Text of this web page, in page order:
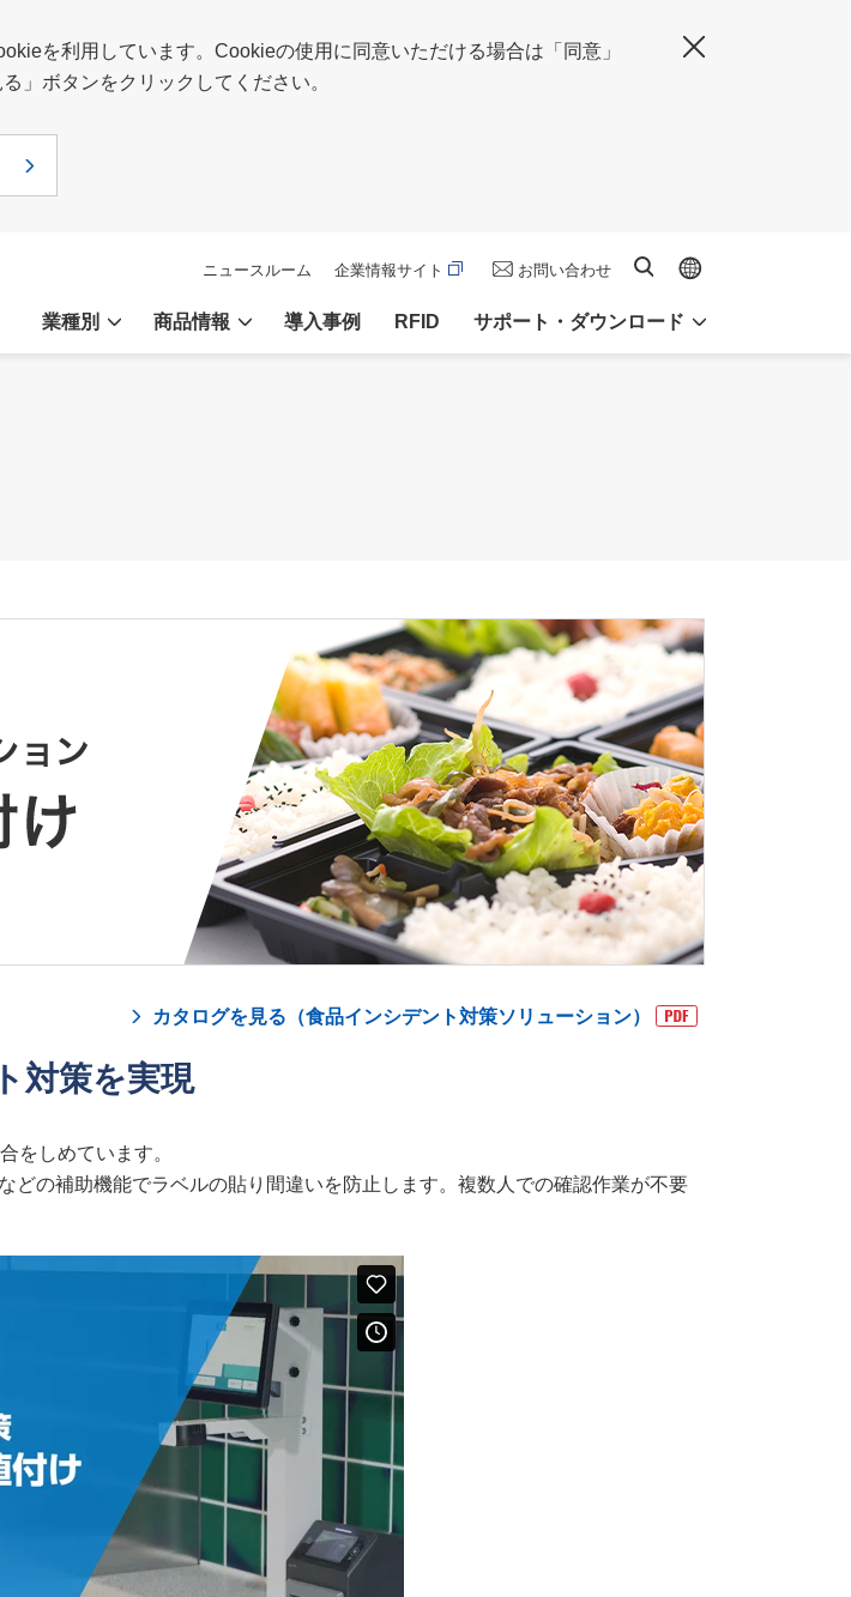
を利用しています。Cookieの使用に同意いただける場合は「同意」
」ボタンをクリックしてください。
業種別 商品情報 導入事例 RFID サポート・ダウンロード
ニュースルーム 企業情報サイト お問い合わせ サイト内検索
カタログを見る（食品インシデント対策ソリューション）
対策を実現
をしめています。
どの補助機能でラベルの貼り間違いを防止します。複数人での確認作業が不要